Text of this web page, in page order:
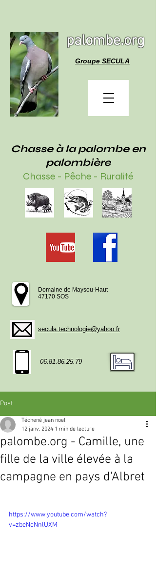
palombe.org
Groupe SECULA
Chasse à la palombe en
palombière
Chasse - Pêche - Ruralité
Domaine de Maysou-Haut
47170 SOS
secula.technologie@yahoo.fr
06.81.86.25.79
Post
palombe.org - Camille, une
fille de la ville élevée à la
campagne en pays d'Albret
Téchené jean noel
12 janv. 2024 1 min de lecture
https://www.youtube.com/watch?
v=zbeNcNnlUXM